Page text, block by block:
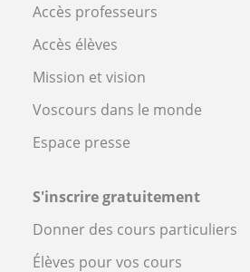
Accès professeurs
Accès élèves
Mission et vision
Voscours dans le monde
Espace presse
S'inscrire gratuitement
Donner des cours particuliers
Élèves pour vos cours